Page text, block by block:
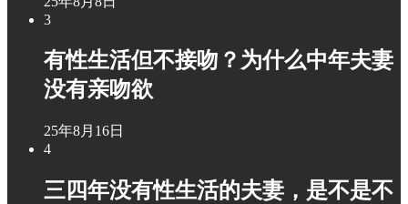
3
有性生活但不接吻？为什么中年夫妻
没有亲吻欲
25年8月16日
4
三四年没有性生活的夫妻，是不是不